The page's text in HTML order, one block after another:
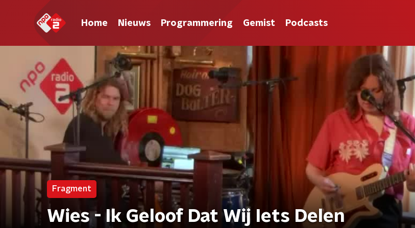
Home Nieuws Programmering Gemist Podcasts
Fragment
Wies - Ik Geloof Dat Wij Iets Delen